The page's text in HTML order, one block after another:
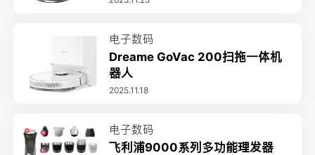
电子数码
Dreame GoVac 200扫拖一体机
器人
2025.11.18
电子数码
飞利浦9000系列多功能理发器